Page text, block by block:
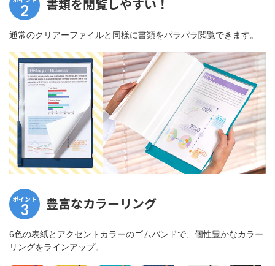
2 書類を閲覧しやすい！
通常のクリアーファイルと同様に書類をパラパラ閲覧できます。
ポイント
3 豊富なカラーリング
6色の表紙とアクセントカラーのゴムバンドで、個性豊かなカラー
リングをラインアップ。